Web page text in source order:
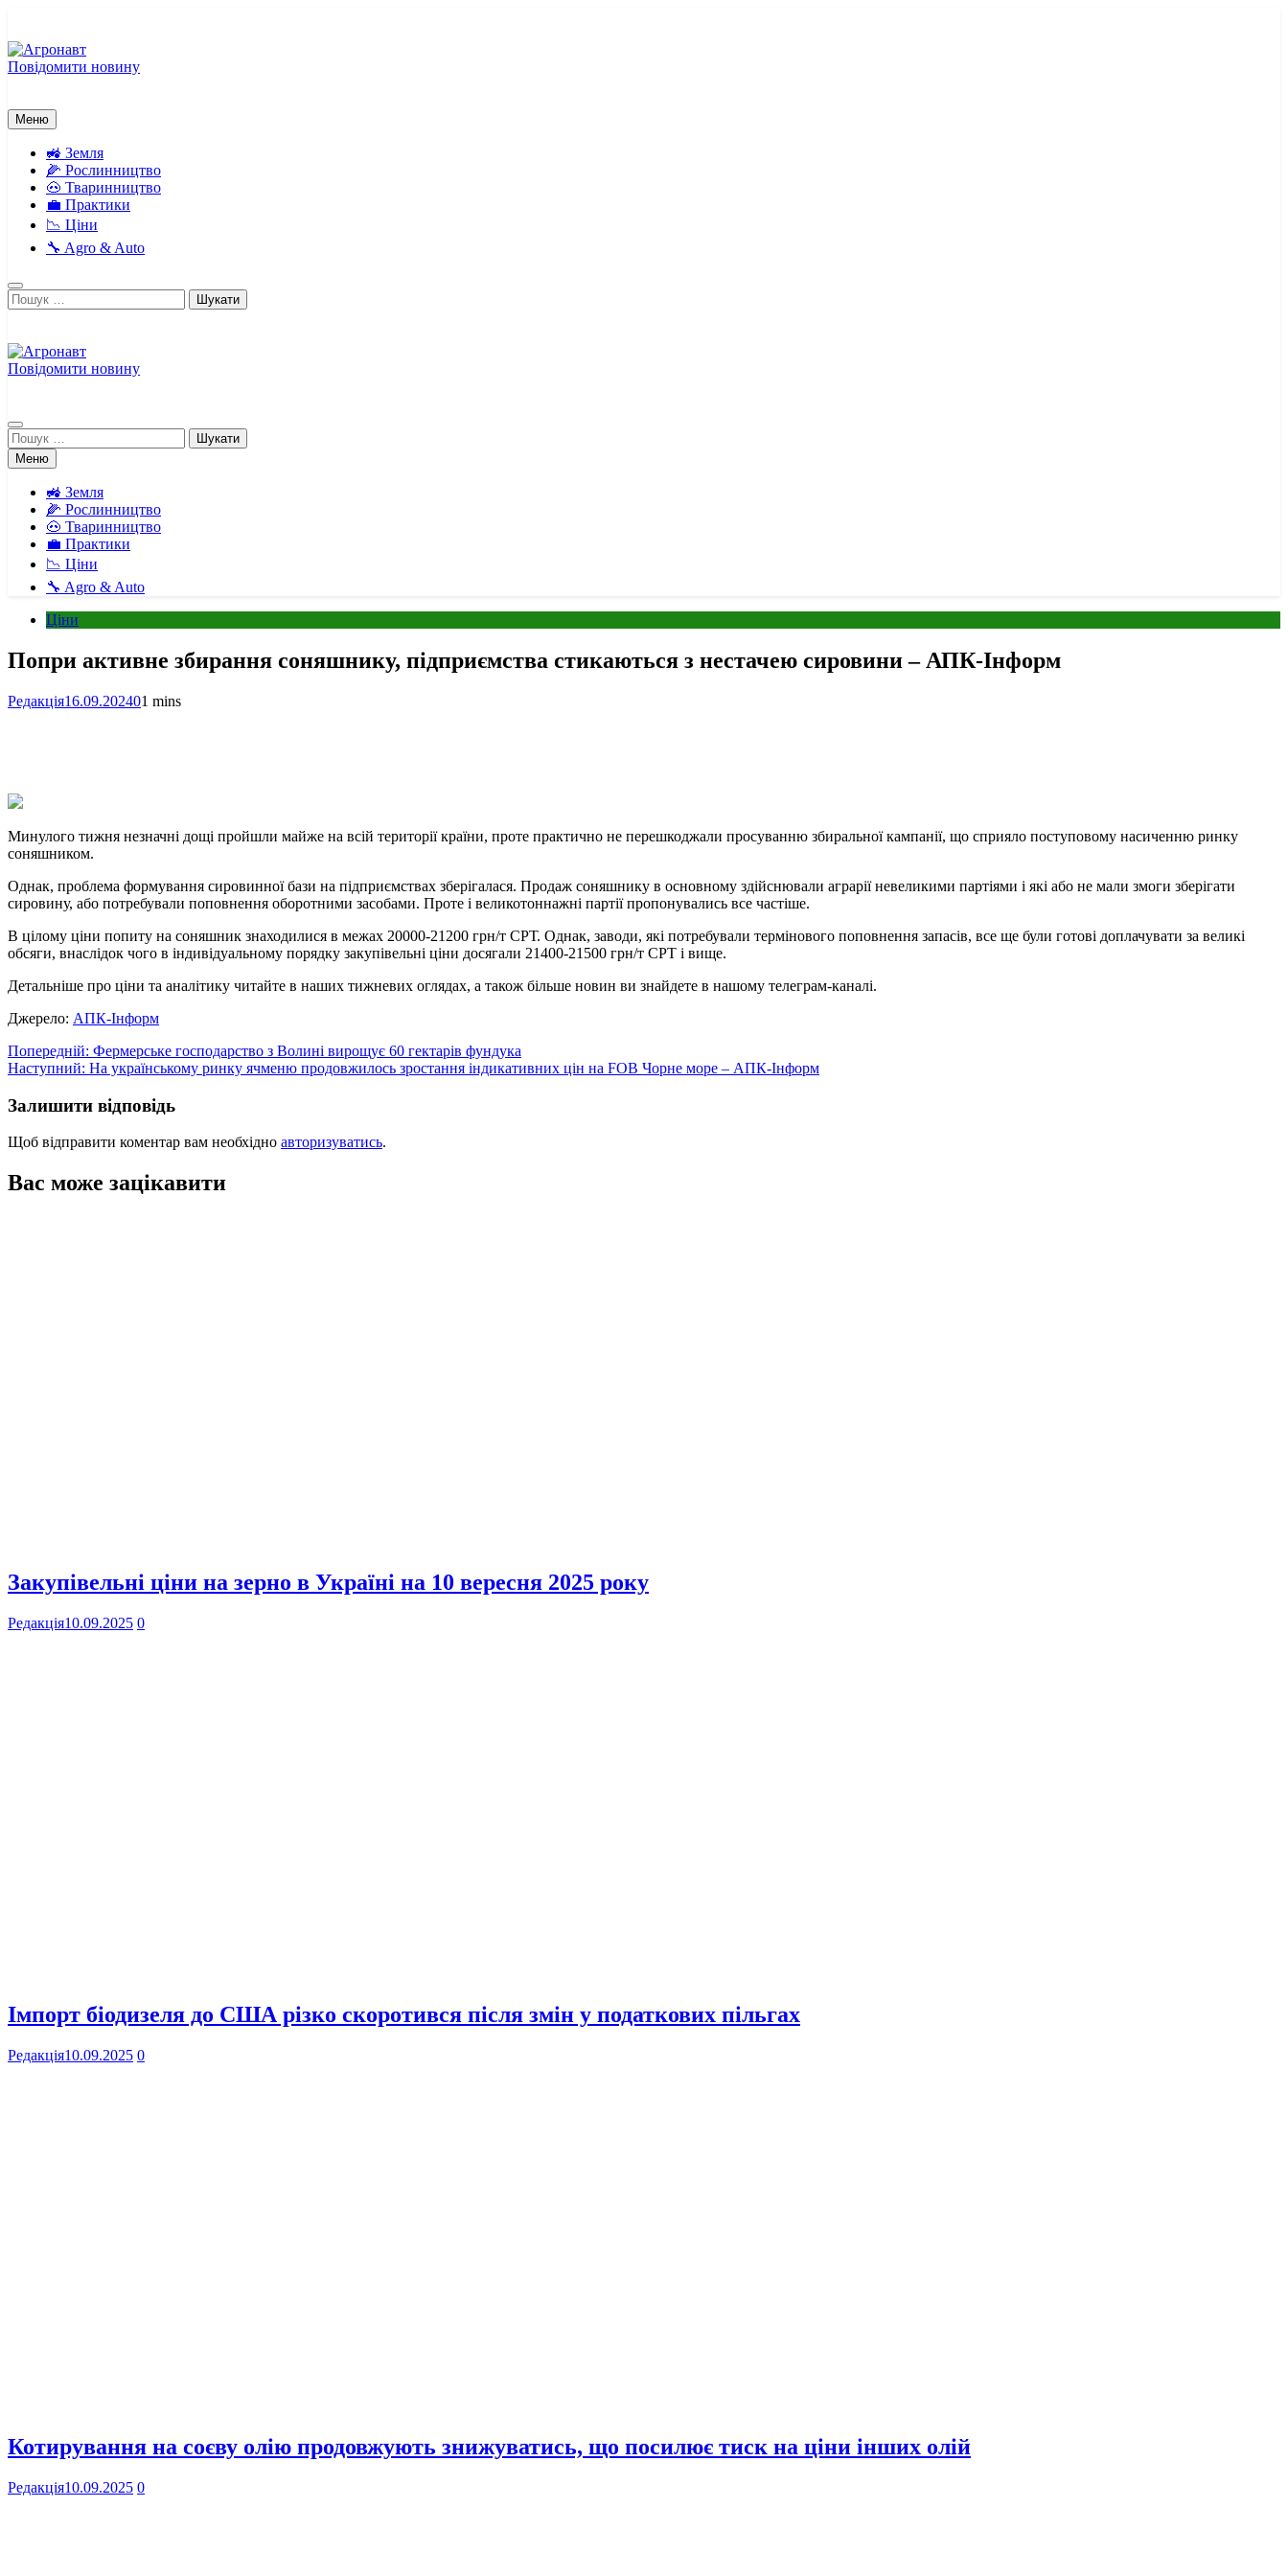
вмісту
Повідомити новину
Меню
🚜 Земля
🌽 Рослинництво
🐽 Тваринництво
💼 Практики
📉 Ціни
🔧 Agro & Auto
Пошук:
Повідомити новину
Пошук:
Меню
🚜 Земля
🌽 Рослинництво
🐽 Тваринництво
💼 Практики
📉 Ціни
🔧 Agro & Auto
Ціни
Попри активне збирання соняшнику, підприємства стикаються з нестачею сировини – АПК-Інформ
Редакція16.09.202401 mins
Минулого тижня незначні дощі пройшли майже на всій території країни, проте практично не перешкоджали просуванню збиральної кампанії, що сприяло поступовому насиченню ринку
соняшником.
Однак, проблема формування сировинної бази на підприємствах зберігалася. Продаж соняшнику в основному здійснювали аграрії невеликими партіями і які або не мали змоги зберігати
сировину, або потребували поповнення оборотними засобами. Проте і великотоннажні партії пропонувались все частіше.
В цілому ціни попиту на соняшник знаходилися в межах 20000-21200 грн/т СРТ. Однак, заводи, які потребували термінового поповнення запасів, все ще були готові доплачувати за великі
обсяги, внаслідок чого в індивідуальному порядку закупівельні ціни досягали 21400-21500 грн/т СРТ і вище.
Детальніше про ціни та аналітику читайте в наших тижневих оглядах, а також більше новин ви знайдете в нашому телеграм-каналі.
Джерело: АПК-Інформ
Навігація
записів
Попередній: Фермерське господарство з Волині вирощує 60 гектарів фундука
Наступний: На українському ринку ячменю продовжилось зростання індикативних цін на FOB Чорне море – АПК-Інформ
Залишити відповідь
Щоб відправити коментар вам необхідно авторизуватись.
Вас може зацікавити
Закупівельні ціни на зерно в Україні на 10 вересня 2025 року
Редакція10.09.2025 0
Імпорт біодизеля до США різко скоротився після змін у податкових пільгах
Редакція10.09.2025 0
Котирування на соєву олію продовжують знижуватись, що посилює тиск на ціни інших олій
Редакція10.09.2025 0